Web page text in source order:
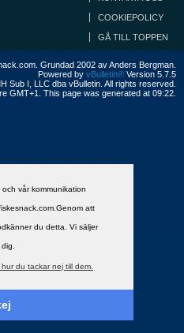
vår kommunikation
att
du detta. Vi säljer
du tackar nej till dem.
COOKIEPOLICY
GÅ TILL TOPPEN
Grundad 2002 av Anders Bergman.
Powered by vBulletin® Version 5.7.5
Sub I, LLC dba vBulletin. All rights reserved.
GMT+1. This page was generated at 09:22.